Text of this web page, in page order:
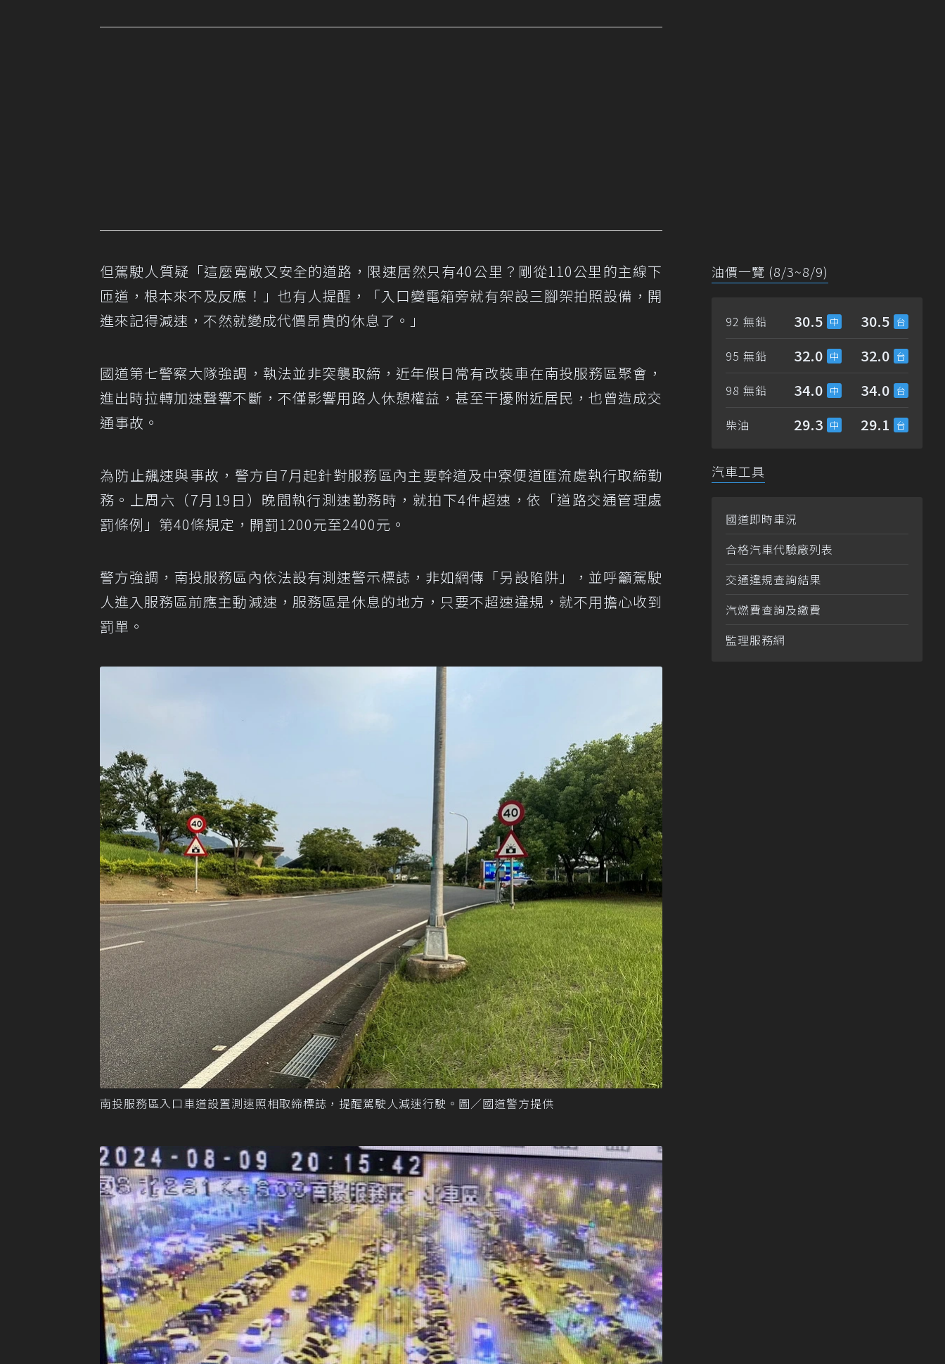
但駕駛人質疑「這麼寬敞又安全的道路，限速居然只有40公里？剛從110公里的主線下
匝道，根本來不及反應！」也有人提醒，「入口變電箱旁就有架設三腳架拍照設備，開
進來記得減速，不然就變成代價昂貴的休息了。」
國道第七警察大隊強調，執法並非突襲取締，近年假日常有改裝車在南投服務區聚會，
進出時拉轉加速聲響不斷，不僅影響用路人休憩權益，甚至干擾附近居民，也曾造成交
通事故。
為防止飆速與事故，警方自7月起針對服務區內主要幹道及中寮便道匯流處執行取締勤
務。上周六（7月19日）晚間執行測速勤務時，就拍下4件超速，依「道路交通管理處
罰條例」第40條規定，開罰1200元至2400元。
警方強調，南投服務區內依法設有測速警示標誌，非如網傳「另設陷阱」，並呼籲駕駛
人進入服務區前應主動減速，服務區是休息的地方，只要不超速違規，就不用擔心收到
罰單。
南投服務區入口車道設置測速照相取締標誌，提醒駕駛人減速行駛。圖／國道警方提供
油價一覽 (8/3~8/9)
92 無鉛 30.5 30.5
95 無鉛 32.0 32.0
98 無鉛 34.0 34.0
柴油 29.3 29.1
汽車工具
國道即時車況
合格汽車代驗廠列表
交通違規查詢結果
汽燃費查詢及繳費
監理服務網